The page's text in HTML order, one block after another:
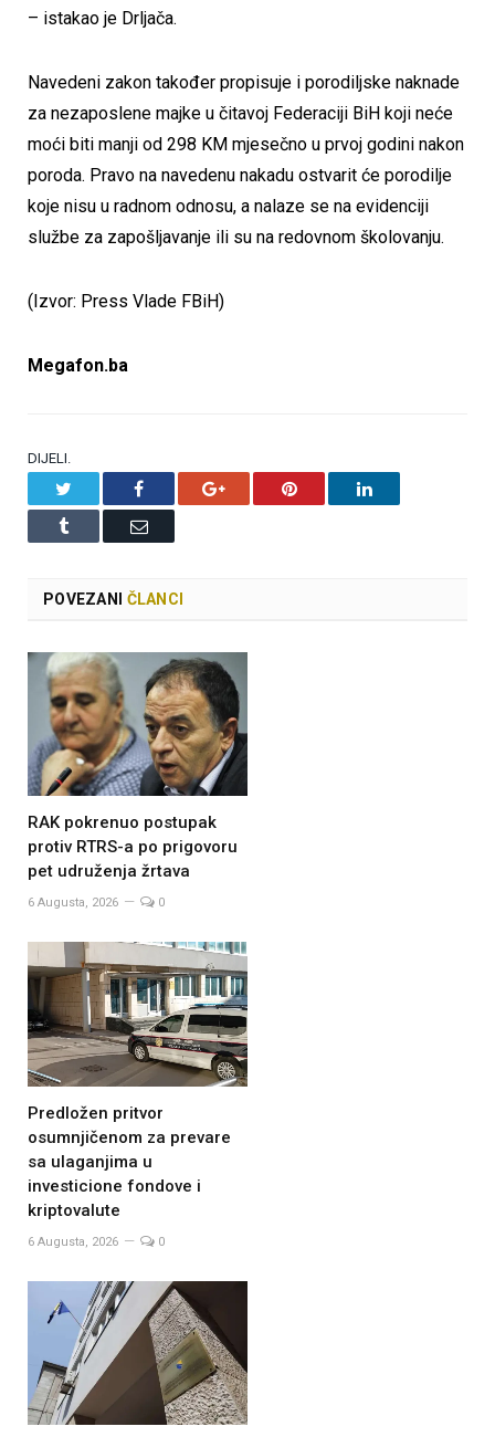
– istakao je Drljača.
Navedeni zakon također propisuje i porodiljske naknade
za nezaposlene majke u čitavoj Federaciji BiH koji neće
moći biti manji od 298 KM mjesečno u prvoj godini nakon
poroda. Pravo na navedenu nakadu ostvarit će porodilje
koje nisu u radnom odnosu, a nalaze se na evidenciji
službe za zapošljavanje ili su na redovnom školovanju.
(Izvor: Press Vlade FBiH)
Megafon.ba
DIJELI.
Facebook Google+ Pinterest LinkedIn
Tumblr Email
POVEZANI ČLANCI
RAK pokrenuo postupak
protiv RTRS-a po prigovoru
pet udruženja žrtava
6 Augusta, 2026 0
Predložen pritvor
osumnjičenom za prevare
sa ulaganjima u
investicione fondove i
kriptovalute
6 Augusta, 2026 0